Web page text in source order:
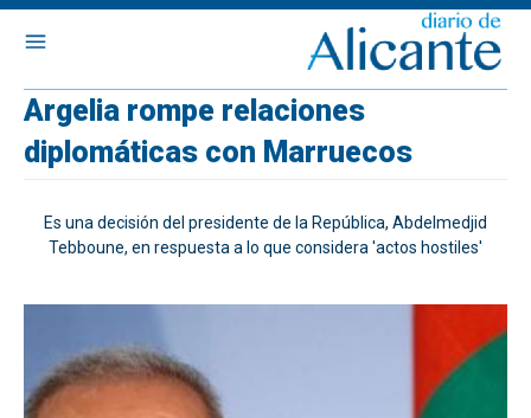
Argelia rompe relaciones
diplomáticas con Marruecos
Es una decisión del presidente de la República, Abdelmedjid
Tebboune, en respuesta a lo que considera 'actos hostiles'